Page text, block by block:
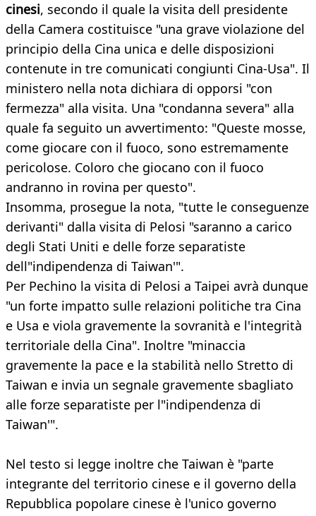
cinesi, secondo il quale la visita dell presidente
della Camera costituisce "una grave violazione del
principio della Cina unica e delle disposizioni
contenute in tre comunicati congiunti Cina-Usa". Il
ministero nella nota dichiara di opporsi "con
fermezza" alla visita. Una "condanna severa" alla
quale fa seguito un avvertimento: "Queste mosse,
come giocare con il fuoco, sono estremamente
pericolose. Coloro che giocano con il fuoco
andranno in rovina per questo".
Insomma, prosegue la nota, "tutte le conseguenze
derivanti" dalla visita di Pelosi "saranno a carico
degli Stati Uniti e delle forze separatiste
dell"indipendenza di Taiwan'".
Per Pechino la visita di Pelosi a Taipei avrà dunque
"un forte impatto sulle relazioni politiche tra Cina
e Usa e viola gravemente la sovranità e l'integrità
territoriale della Cina". Inoltre "minaccia
gravemente la pace e la stabilità nello Stretto di
Taiwan e invia un segnale gravemente sbagliato
alle forze separatiste per l"indipendenza di
Taiwan'".
Nel testo si legge inoltre che Taiwan è "parte
integrante del territorio cinese e il governo della
Repubblica popolare cinese è l'unico governo